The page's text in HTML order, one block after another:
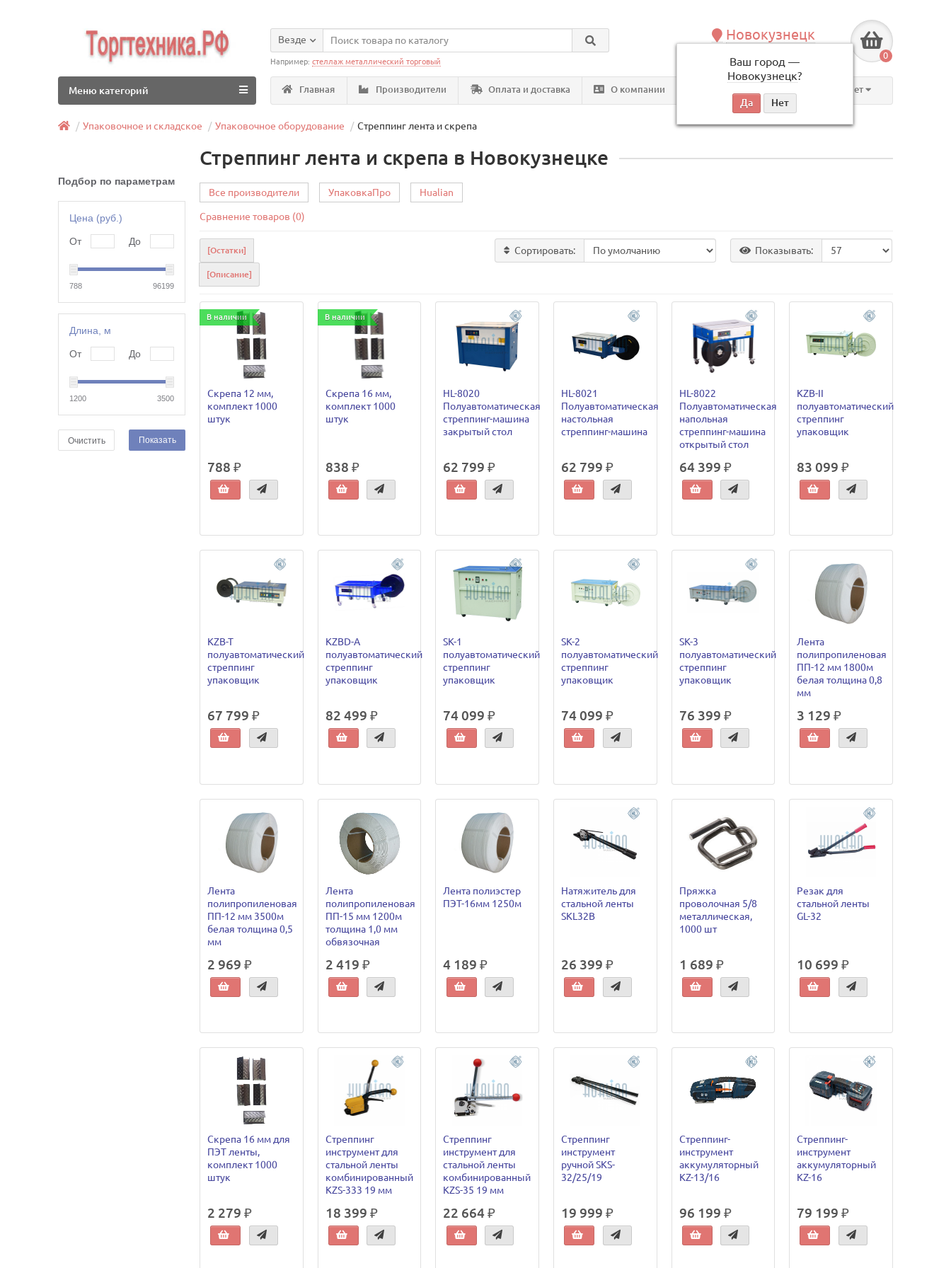
Новокузнецк
Ваш город —
Новокузнецк?
по будням, с 09:00 до 18:00
0
Везде
Например:стеллаж металлический торговый
Главная Производители Оплата и доставка О компании Личный кабинет
Меню категорий
Упаковочное и складское Упаковочное оборудование Стреппинг лента и скрепа
Подбор по параметрам
Цена (руб.)
От До
788 96199
Длина, м
От До
1200 3500
Очистить Показать
Стреппинг лента и скрепа в Новокузнецке
Все производители УпаковкаПро Hualian
Сравнение товаров (0)
[Остатки]
[Описание]
Сортировать: Показывать:
В наличии
Скрепа 12 мм,
комплект 1000
штук
788 ₽
В наличии
Скрепа 16 мм,
комплект 1000
штук
838 ₽
HL-8020
Полуавтоматическая
стреппинг-машина
закрытый стол
62 799 ₽
HL-8021
Полуавтоматическая
настольная
стреппинг-машина
62 799 ₽
HL-8022
Полуавтоматическая
напольная
стреппинг-машина
открытый стол
64 399 ₽
KZB-II
полуавтоматический
стреппинг
упаковщик
83 099 ₽
KZB-T
полуавтоматический
стреппинг
упаковщик
67 799 ₽
KZBD-A
полуавтоматический
стреппинг
упаковщик
82 499 ₽
SK-1
полуавтоматический
стреппинг
упаковщик
74 099 ₽
SK-2
полуавтоматический
стреппинг
упаковщик
74 099 ₽
SK-3
полуавтоматический
стреппинг
упаковщик
76 399 ₽
Лента
полипропиленовая
ПП-12 мм 1800м
белая толщина 0,8
мм
3 129 ₽
Лента
полипропиленовая
ПП-12 мм 3500м
белая толщина 0,5
мм
2 969 ₽
Лента
полипропиленовая
ПП-15 мм 1200м
толщина 1,0 мм
обвязочная
2 419 ₽
Лента полиэстер
ПЭТ-16мм 1250м
4 189 ₽
Натяжитель для
стальной ленты
SKL32B
26 399 ₽
Пряжка
проволочная 5/8
металлическая,
1000 шт
1 689 ₽
Резак для
стальной ленты
GL-32
10 699 ₽
Скрепа 16 мм для
ПЭТ ленты,
комплект 1000
штук
2 279 ₽
Стреппинг
инструмент для
стальной ленты
комбинированный
KZS-333 19 мм
18 399 ₽
Стреппинг
инструмент для
стальной ленты
комбинированный
KZS-35 19 мм
22 664 ₽
Стреппинг
инструмент
ручной SKS-
32/25/19
19 999 ₽
Стреппинг-
инструмент
аккумуляторный
KZ-13/16
96 199 ₽
Стреппинг-
инструмент
аккумуляторный
KZ-16
79 199 ₽